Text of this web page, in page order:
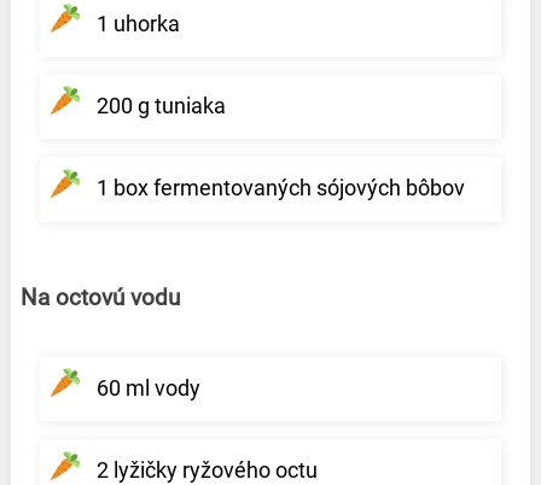
1 uhorka
200 g tuniaka
1 box fermentovaných sójových bôbov
Na octovú vodu
60 ml vody
2 lyžičky ryžového octu